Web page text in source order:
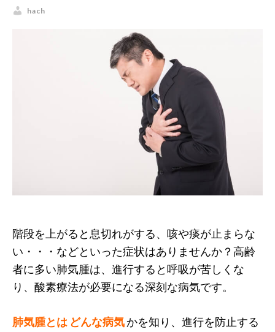
hach
階段を上がると息切れがする、咳や痰が止まらな
い・・・などといった症状はありませんか？高齢
者に多い肺気腫は、進行すると呼吸が苦しくな
り、酸素療法が必要になる深刻な病気です。
肺気腫とは どんな病気かを知り、進行を防止する